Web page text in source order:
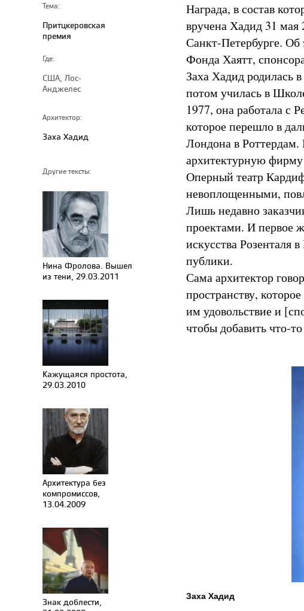
Тема:
Притцкеровская
премия
Где:
США, Лос-
Анджелес
Архитектор:
Заха Хадид
Другие тексты:
Нина Фролова. Вышел
из тени, 29.03.2011
Кажущаяся простота,
29.03.2010
Архитектура без
компромиссов,
13.04.2009
Знак доблести,
Награда, в состав
вручена Хадид 31 мая
Санкт-Петербурге.
Фонда Хаятт,
Заха Хадид родилась
потом училась в
1977, она работала
которое перешло в
Лондона в Роттердам.
архитектурную
Оперный театр
невоплощенными,
Лишь недавно
проектами. И первое
искусства
публики.
Сама архитектор
пространству,
им удовольствие и
чтобы добавить что-
Заха Хадид